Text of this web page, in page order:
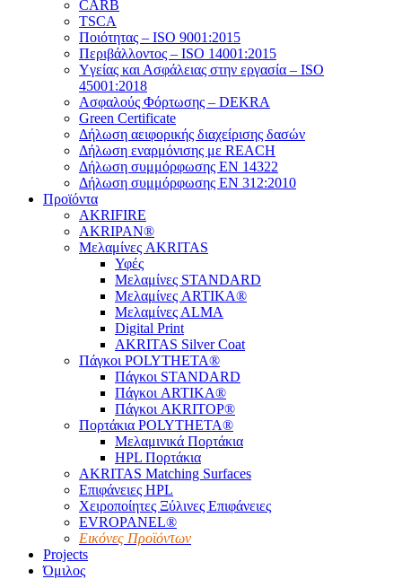
CARB
TSCA
Πoιότητας – ISO 9001:2015
Περιβάλλοντος – ISO 14001:2015
Yγείας και Ασφάλειας στην εργασία – ISO
45001:2018
Ασφαλούς Φόρτωσης – DEKRA
Green Certificate
Δήλωση αειφορικής διαχείρισης δασών
Δήλωση εναρμόνισης με REACH
Δήλωση συμμόρφωσης EN 14322
Δήλωση συμμόρφωσης EN 312:2010
Προϊόντα
AKRIFIRE
AKRIPAN®
Μελαμίνες AKRITAS
Υφές
Μελαμίνες STANDARD
Μελαμίνες ARTIKA®
Μελαμίνες ΑLMA
Digital Print
AKRITAS Silver Coat
Πάγκοι POLYTHETA®
Πάγκοι STANDARD
Πάγκοι ARTIKA®
Πάγκοι AKRITOP®
Πορτάκια POLYTHETA®
Μελαμινικά Πορτάκια
HPL Πορτάκια
AKRITAS Matching Surfaces
Επιφάνειες HPL
Χειροποίητες Ξύλινες Επιφάνειες
EVROPANEL®
Εικόνες Προϊόντων
Projects
Όμιλος